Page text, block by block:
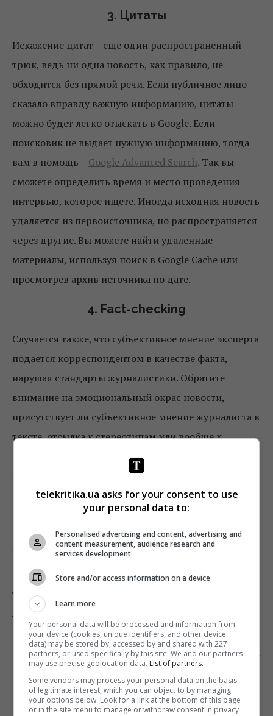
3. Цитаты
Искажение цитат – еще один распространенный
трюк, ведь ни одна новость, как правило, не
обходится без прямой речи. Если публичное лицо
сказало вправду важную информацию, цитаты
можно будет легко отыскать в Google. Если
поисковик не выдает нужную информацию, тогда
вам в помощь – Google Advanced Search. Так вы
сможете определить время и место проведения
интервью, которое ищете. Иногда исходная новость
удаляется из первоисточника, но распространяется
через другие. Вы можете найти удаленные
материалы, используя поиск в Google Cache или
просмотрев архив источника по дате.
4. Fact-checking
Случается также, что субъективное мнение эксперта
подается корреспондентом в качестве факта,
нарушая стандарты журналистики. Обратите
внимание на эмоциональный окрас новости,
присутствует ли субъективное мнение журналиста в
тексте, отсылка к стереотипам или вообще к
конспирологическим теориям. Помимо этого, стоит
помнить, что в объективном тексте, в отличии от
фейка, должен быть соблюден баланс мнений.
В последнее время все чаще появляются
фотофейки, которые обнаружить куда сложнее, чем
текст. Для начала ищем фотографию в Google. Если
же поисковик не выдает нужную информацию –
обращаемся кTinEye. Основное отличие TinEye от
Google в том, что TinEye распознает идентичные или
отредактированные копии изображений. Таким
образом вы можете найти обрезанные или
смонтированные версии одного и того же фото.
telekritika.ua asks for your consent to use
your personal data to:
Personalised advertising and content, advertising and
content measurement, audience research and
services development
Store and/or access information on a device
Learn more
Your personal data will be processed and information from
your device (cookies, unique identifiers, and other device
data) may be stored by, accessed by and shared with 227
partners, or used specifically by this site. We and our partners
may use precise geolocation data. List of partners.
Some vendors may process your personal data on the basis
of legitimate interest, which you can object to by managing
your options below. Look for a link at the bottom of this page
or in the site menu to manage or withdraw consent in privacy